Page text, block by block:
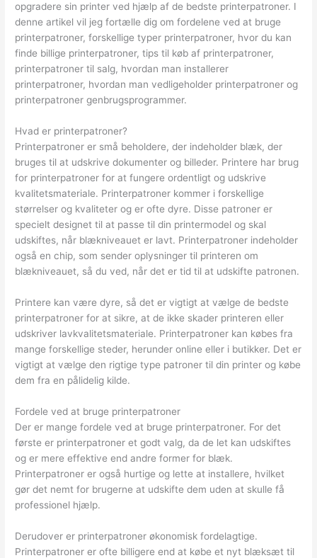
opgradere sin printer ved hjælp af de bedste printerpatroner. I
denne artikel vil jeg fortælle dig om fordelene ved at bruge
printerpatroner, forskellige typer printerpatroner, hvor du kan
finde billige printerpatroner, tips til køb af printerpatroner,
printerpatroner til salg, hvordan man installerer
printerpatroner, hvordan man vedligeholder printerpatroner og
printerpatroner genbrugsprogrammer.
Hvad er printerpatroner?
Printerpatroner er små beholdere, der indeholder blæk, der
bruges til at udskrive dokumenter og billeder. Printere har brug
for printerpatroner for at fungere ordentligt og udskrive
kvalitetsmateriale. Printerpatroner kommer i forskellige
størrelser og kvaliteter og er ofte dyre. Disse patroner er
specielt designet til at passe til din printermodel og skal
udskiftes, når blækniveauet er lavt. Printerpatroner indeholder
også en chip, som sender oplysninger til printeren om
blækniveauet, så du ved, når det er tid til at udskifte patronen.
Printere kan være dyre, så det er vigtigt at vælge de bedste
printerpatroner for at sikre, at de ikke skader printeren eller
udskriver lavkvalitetsmateriale. Printerpatroner kan købes fra
mange forskellige steder, herunder online eller i butikker. Det er
vigtigt at vælge den rigtige type patroner til din printer og købe
dem fra en pålidelig kilde.
Fordele ved at bruge printerpatroner
Der er mange fordele ved at bruge printerpatroner. For det
første er printerpatroner et godt valg, da de let kan udskiftes
og er mere effektive end andre former for blæk.
Printerpatroner er også hurtige og lette at installere, hvilket
gør det nemt for brugerne at udskifte dem uden at skulle få
professionel hjælp.
Derudover er printerpatroner økonomisk fordelagtige.
Printerpatroner er ofte billigere end at købe et nyt blæksæt til